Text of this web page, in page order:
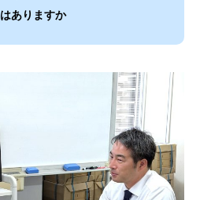
ありますか